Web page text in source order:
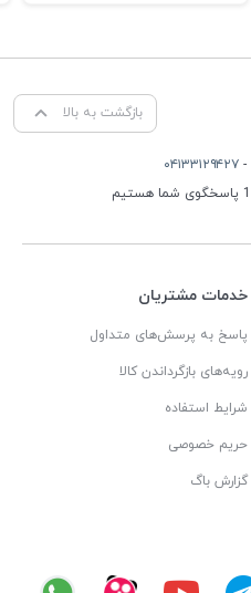
بازگشت به بالا
- ۰۴۱۳۳۱۲۹۴۲۷
خدمات مشتریان
پاسخ به پرسش‌های متداول
رویه‌های بازگرداندن کالا
شرایط استفاده
حریم خصوصی
گزارش باگ